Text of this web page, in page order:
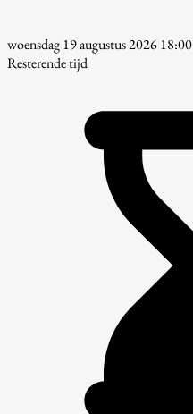
woensdag 19 augustus 2026 18:00
Resterende tijd